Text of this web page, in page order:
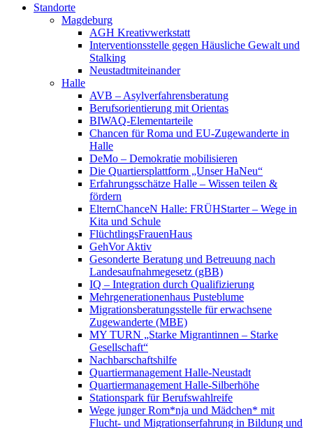
Standorte
Magdeburg
AGH Kreativwerkstatt
Interventionsstelle gegen Häusliche Gewalt und
Stalking
Neustadtmiteinander
Halle
AVB – Asylverfahrensberatung
Berufsorientierung mit Orientas
BIWAQ-Elementarteile
Chancen für Roma und EU-Zugewanderte in
Halle
DeMo – Demokratie mobilisieren
Die Quartiersplattform „Unser HaNeu“
Erfahrungsschätze Halle – Wissen teilen &
fördern
ElternChanceN Halle: FRÜHStarter – Wege in
Kita und Schule
FlüchtlingsFrauenHaus
GehVor Aktiv
Gesonderte Beratung und Betreuung nach
Landesaufnahmegesetz (gBB)
IQ – Integration durch Qualifizierung
Mehrgenerationenhaus Pusteblume
Migrationsberatungsstelle für erwachsene
Zugewanderte (MBE)
MY TURN „Starke Migrantinnen – Starke
Gesellschaft“
Nachbarschaftshilfe
Quartiermanagement Halle-Neustadt
Quartiermanagement Halle-Silberhöhe
Stationspark für Berufswahlreife
Wege junger Rom*nja und Mädchen* mit
Flucht- und Migrationserfahrung in Bildung und